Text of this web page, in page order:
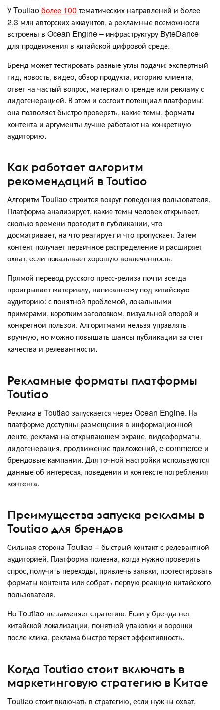
У Toutiaoболее 100 тематических направлений и более
2,3 млн авторских аккаунтов, а рекламные возможности
встроены в Ocean Engine – инфраструктуру ByteDance
для продвижения в китайской цифровой среде.
Бренд может тестировать разные углы подачи: экспертный
гид, новость, видео, обзор продукта, историю клиента,
ответ на частый вопрос, материал о тренде или рекламу с
лидогенерацией. В этом и состоит потенциал платформы:
она позволяет быстро проверять, какие темы, форматы
контента и аргументы лучше работают на конкретную
аудиторию.
Как работает алгоритм
рекомендаций в Toutiao
Алгоритм Toutiao строится вокруг поведения пользователя.
Платформа анализирует, какие темы человек открывает,
сколько времени проводит в публикации, что
досматривает, на что реагирует и что пропускает. Затем
контент получает первичное распределение и расширяет
охват, если показывает хорошую вовлеченность.
Прямой перевод русского пресс-релиза почти всегда
проигрывает материалу, написанному под китайскую
аудиторию: с понятной проблемой, локальными
примерами, коротким заголовком, визуальной опорой и
конкретной пользой. Алгоритмами нельзя управлять
вручную, но можно повышать шансы публикации за счет
качества и релевантности.
Рекламные форматы платформы
Toutiao
Реклама в Toutiao запускается через Ocean Engine. На
платформе доступны размещения в информационной
ленте, реклама на открывающем экране, видеоформаты,
лидогенерация, продвижение приложений, e-commerce и
брендовые кампании. Для точной настройки используются
данные об интересах, поведении и контексте потребления
контента.
Преимущества запуска рекламы в
Toutiao для брендов
Сильная сторона Toutiao – быстрый контакт с релевантной
аудиторией. Платформа полезна, когда нужно проверить
спрос, получить переходы, привлечь заявки, протестировать
форматы контента или собрать первую реакцию китайского
пользователя.
Но Toutiao не заменяет стратегию. Если у бренда нет
китайской локализации, понятной упаковки и воронки
после клика, реклама быстро теряет эффективность.
Когда Toutiao стоит включать в
маркетинговую стратегию в Китае
Toutiao стоит включать в стратегию, если нужны охват,